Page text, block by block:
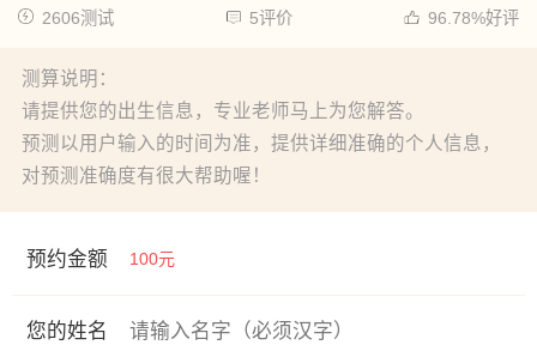
2606测试 5评价 96.78%好评
测算说明：
请提供您的出生信息，专业老师马上为您解答。
预测以用户输入的时间为准，提供详细准确的个人信息，
对预测准确度有很大帮助喔！
预约金额 100元
您的姓名